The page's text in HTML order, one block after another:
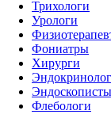
Трихологи
Урологи
Фониатры
Хирурги
Эндоскописты
Флебологи